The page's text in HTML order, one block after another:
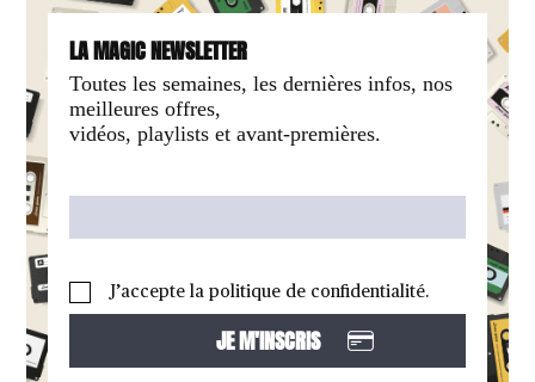
LA MAGIC NEWSLETTER
Toutes les semaines, les dernières infos, nos
meilleures offres,
vidéos, playlists et avant-premières.
J’accepte la politique de confidentialité.